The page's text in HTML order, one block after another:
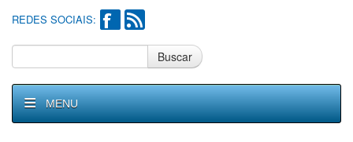
REDES SOCIAIS:
Buscar
MENU